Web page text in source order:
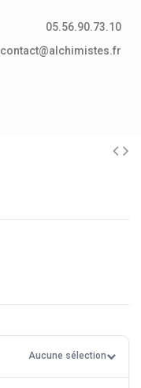
05.56.90.73.10
contact@alchimistes.fr
Aucune sélection